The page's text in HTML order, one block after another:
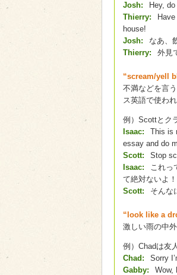
Josh:
Hey,
Thierry:
house!
Josh:
なあ、
Thierry:
外見
“scream/yell
不満などを言
ス英語で使わ
例）Scottとク
Isaac:
This is
essay and do
Scott:
Stop
Isaac:
これっ
て絶対ないよ！
Scott:
そんな
“look like a
激しい雨の中
例）Chadは友
Chad:
Sorry
Gabby:
Wow,